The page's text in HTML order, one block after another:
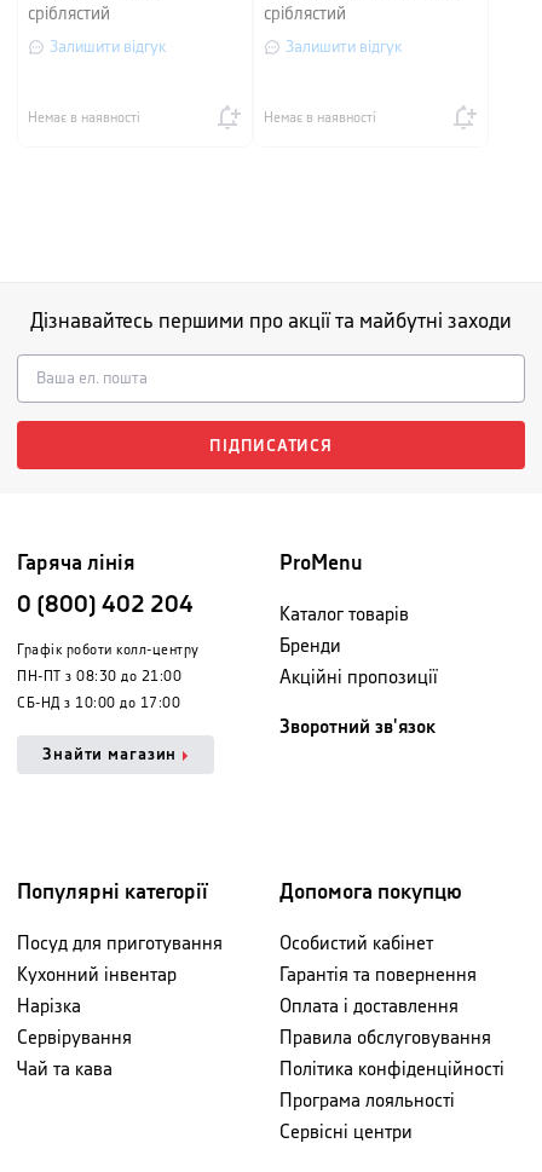
сріблястий
Залишити відгук
Немає в наявності
сріблястий
Залишити відгук
Немає в наявності
Дізнавайтесь першими про акції та майбутні заходи
ПІДПИСАТИСЯ
Гаряча лінія
0 (800) 402 204
Графік роботи колл-центру
ПН-ПТ з 08:30 до 21:00
СБ-НД з 10:00 до 17:00
Знайти магазин
ProMenu
Каталог товарів
Бренди
Акційні пропозиції
Зворотний зв'язок
Популярні категорії
Посуд для приготування
Кухонний інвентар
Нарізка
Сервірування
Чай та кава
Допомога покупцю
Особистий кабінет
Гарантія та повернення
Оплата і доставлення
Правила обслуговування
Політика конфіденційності
Програма лояльності
Сервісні центри